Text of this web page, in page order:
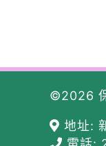
©2026
地址: